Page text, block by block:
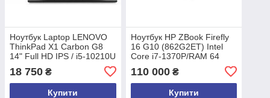
Ноутбук Laptop LENOVO
ThinkPad X1 Carbon G8
14" Full HD IPS / i5-10210U
Windows 11 Pro Б/у
18 750 ₴
Купити
Ноутбук HP ZBook Firefly
16 G10 (862G2ET) Intel
Core i7-1370P/RAM 64
Graphics/Windows 11 Pro
+миша CORSAIR M75
110 000₴
Купити